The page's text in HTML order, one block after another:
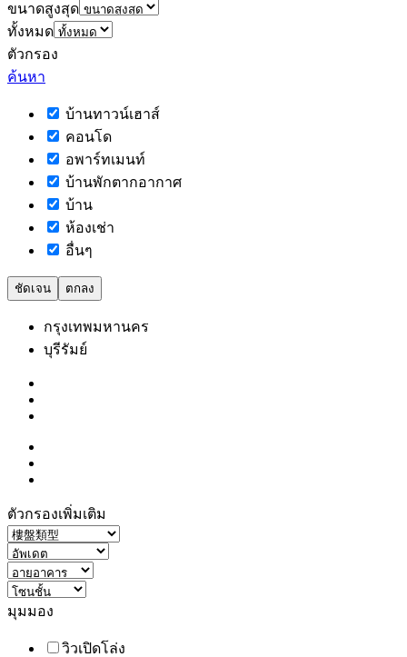
ขนาดสูงสุด
ทั้งหมด
ตัวกรอง
ค้นหา
บ้านทาวน์เฮาส์
คอนโด
อพาร์ทเมนท์
บ้านพักตากอากาศ
บ้าน
ห้องเช่า
อื่นๆ
ชัดเจน ตกลง
กรุงเทพมหานคร
บุรีรัมย์
ตัวกรองเพิ่มเติม
มุมมอง
วิวเปิดโล่ง